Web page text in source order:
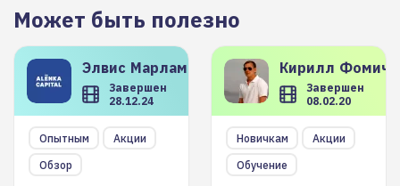
Может быть полезно
Элвис Марламов
Завершен
28.12.24
Опытным
Акции
Обзор
Кирилл
Завершен
08.02.20
Новичкам
Акции
Обучение